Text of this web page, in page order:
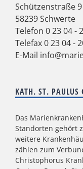
Schützenstraße 9
58239 Schwerte
Telefon 0 23 04 -
Telefax 0 23 04 -
E-Mail
KATH. ST. PAULUS
Das
Standorten gehört
weitere
zählen zum
Christophorus